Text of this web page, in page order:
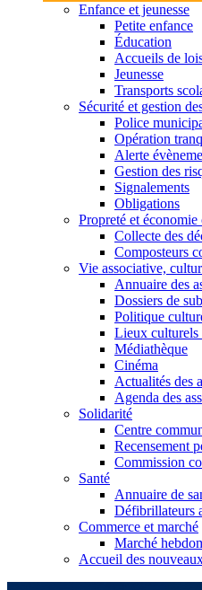
Enfance et jeunesse
Petite enfance
Éducation
Accueils de
Jeunesse
Transports
Sécurité et gestion
Police
Opération
Alerte
Gestion des
Signalements
Obligations
Propreté et
Collecte des
Composteurs
Vie associative,
Annuaire des
Dossiers de
Politique
Lieux culturels
Médiathèque
Cinéma
Actualités des
Agenda des
Solidarité
Centre
Recensement
Commission
Santé
Annuaire de
Défibrillateurs
Commerce et marché
Marché
Accueil des